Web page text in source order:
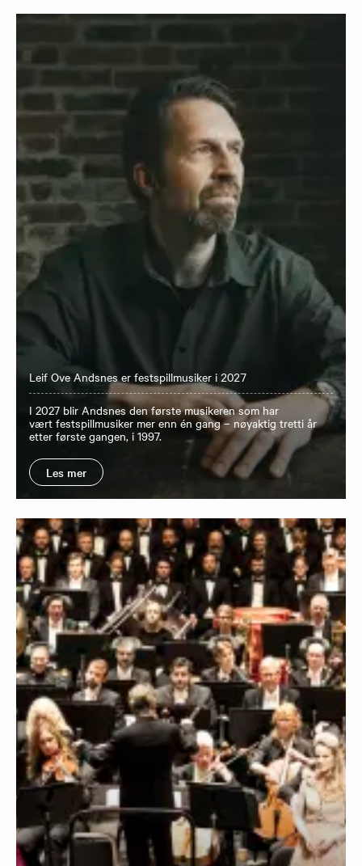
Leif Ove Andsnes er festspillmusiker i 2027
I 2027 blir Andsnes den første musikeren som har
vært festspillmusiker mer enn én gang – nøyaktig tretti år
etter første gangen, i 1997.
Les mer